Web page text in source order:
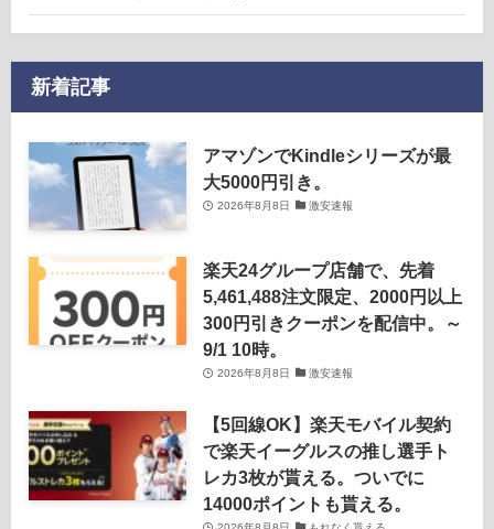
新着記事
アマゾンでKindleシリーズが最
大5000円引き。
2026年8月8日 激安速報
楽天24グループ店舗で、先着
5,461,488注文限定、2000円以上
300円引きクーポンを配信中。～
9/1 10時。
2026年8月8日 激安速報
【5回線OK】楽天モバイル契約
で楽天イーグルスの推し選手ト
レカ3枚が貰える。ついでに
14000ポイントも貰える。